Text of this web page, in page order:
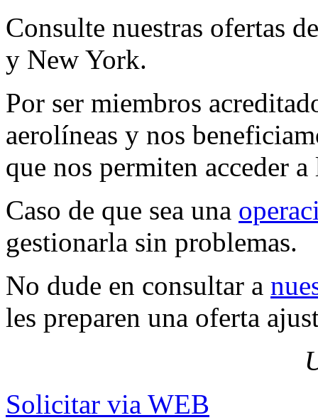
Consulte nuestras ofertas
y New York.
Por ser miembros
aerolíneas y nos
que nos permiten acceder
Caso de que sea una
gestionarla sin problemas.
No dude en consultar a
les preparen una oferta
Solicitar via WEB